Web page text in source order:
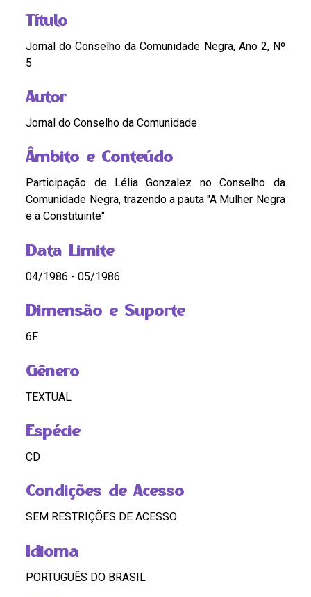
Título
Jornal do Conselho da Comunidade Negra, Ano 2, Nº
5
Autor
Jornal do Conselho da Comunidade
Âmbito e Conteúdo
Participação de Lélia Gonzalez no Conselho da
Comunidade Negra, trazendo a pauta "A Mulher Negra
e a Constituinte"
Data Limite
04/1986 - 05/1986
Dimensão e Suporte
6F
Gênero
TEXTUAL
Espécie
CD
Condições de Acesso
SEM RESTRIÇÕES DE ACESSO
Idioma
PORTUGUÊS DO BRASIL